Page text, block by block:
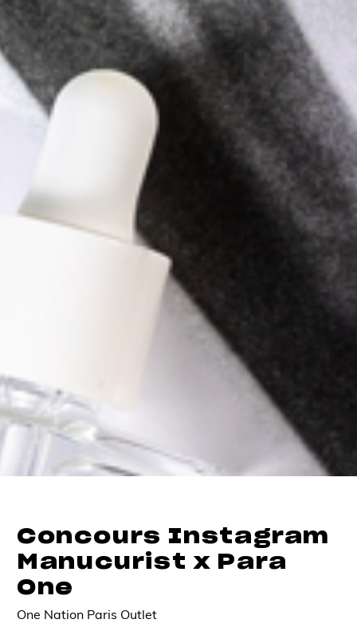
Concours Instagram
Manucurist x Para
One
One Nation Paris Outlet